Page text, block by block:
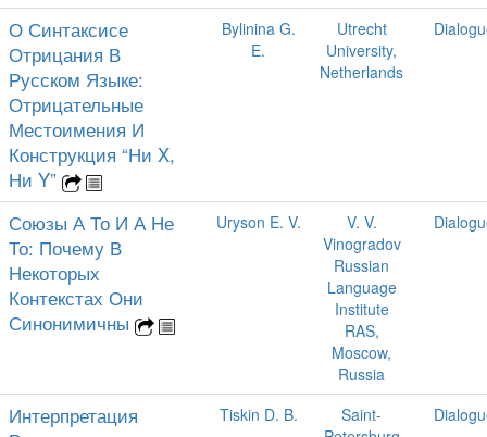
О Синтаксисе
Отрицания В
Русском Языке:
Отрицательные
Местоимения И
Конструкция “Ни X,
Ни Y”
Bylinina G.
E.
Utrecht
University,
Netherlands
Союзы А То И А Не
То: Почему В
Некоторых
Контекстах Они
Синонимичны
Uryson E. V.
V. V.
Vinogradov
Russian
Language
Institute
RAS,
Moscow,
Russia
Интерпретация
Tiskin D. B.
Saint-